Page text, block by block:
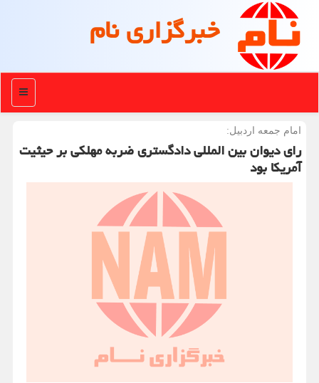
خبرگزاری نام
منو
امام جمعه اردبیل:
رای دیوان بین المللی دادگستری ضربه مهلکی بر حیثیت
آمریکا بود